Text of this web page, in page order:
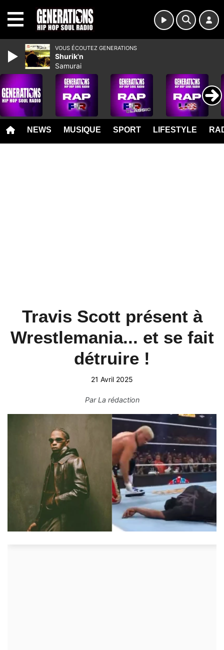
NEWS MUSIQUE SPORT LIFESTYLE
Travis Scott présent à
Wrestlemania... et se fait
détruire !
21 Avril 2025
ParLa rédaction
VOUS ÉCOUTEZ GENERATIONS
Shurik'n
Samurai